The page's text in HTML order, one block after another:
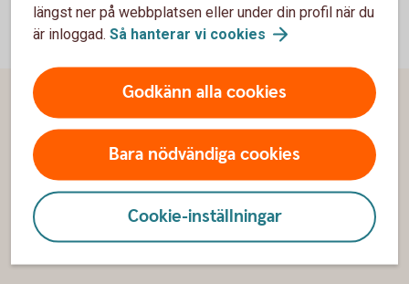
längst ner på webbplatsen eller under din profil när du
är inloggad. Så hanterar vi cookies
Godkänn alla cookies
Bara nödvändiga cookies
Cookie-inställningar
Sidfot
Hitta snabbt
Kontakta oss
Våra aktiviteter
Spärrhjälp